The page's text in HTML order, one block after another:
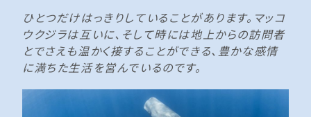
ひとつだけはっきりしていることがあります。マッコ
ウクジラは互いに、そして時には地上からの訪問者
とでさえも温かく接することができる、豊かな感情
に満ちた生活を営んでいるのです。